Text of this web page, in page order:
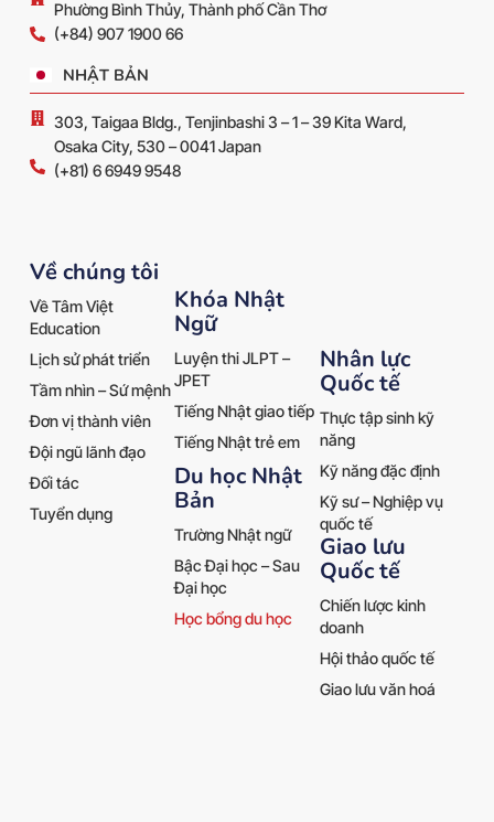
Phường Bình Thủy, Thành phố Cần Thơ
(+84) 907 1900 66
NHẬT BẢN
303, Taigaa Bldg., Tenjinbashi 3 – 1 – 39 Kita Ward,
Osaka City, 530 – 0041 Japan
(+81) 6 6949 9548
Về chúng tôi
Về Tâm Việt
Education
Lịch sử phát triển
Tầm nhìn – Sứ mệnh
Đơn vị thành viên
Đội ngũ lãnh đạo
Đối tác
Tuyển dụng
Khóa Nhật
Ngữ
Luyện thi JLPT –
JPET
Tiếng Nhật giao tiếp
Tiếng Nhật trẻ em
Du học Nhật
Bản
Trường Nhật ngữ
Bậc Đại học – Sau
Đại học
Học bổng du học
Nhân lực
Quốc tế
Thực tập sinh kỹ
năng
Kỹ năng đặc định
Kỹ sư – Nghiệp vụ
quốc tế
Giao lưu
Quốc tế
Chiến lược kinh
doanh
Hội thảo quốc tế
Giao lưu văn hoá